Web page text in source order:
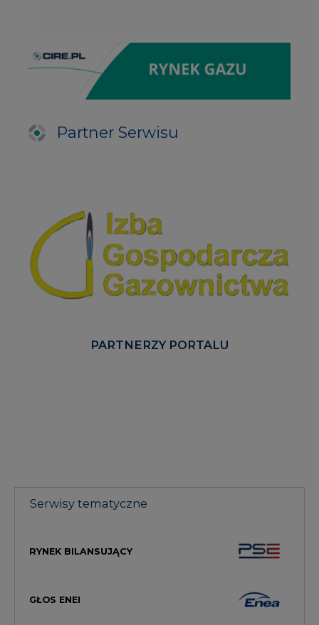
Partner Serwisu
PARTNERZY PORTALU
Serwisy tematyczne
RYNEK BILANSUJĄCY
GŁOS ENEI